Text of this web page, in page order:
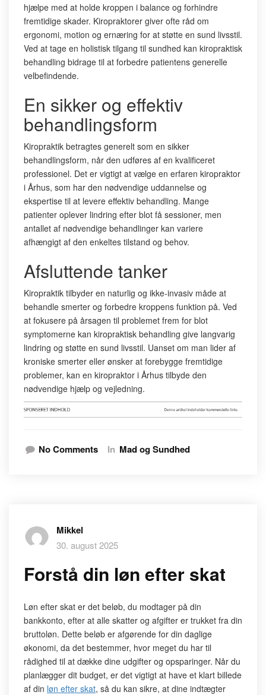
hjælpe med at holde kroppen i balance og forhindre
fremtidige skader. Kiropraktorer giver ofte råd om
ergonomi, motion og ernæring for at støtte en sund livsstil.
Ved at tage en holistisk tilgang til sundhed kan kiropraktisk
behandling bidrage til at forbedre patientens generelle
velbefindende.
En sikker og effektiv
behandlingsform
Kiropraktik betragtes generelt som en sikker
behandlingsform, når den udføres af en kvalificeret
professionel. Det er vigtigt at vælge en erfaren kiropraktor
i Århus, som har den nødvendige uddannelse og
ekspertise til at levere effektiv behandling. Mange
patienter oplever lindring efter blot få sessioner, men
antallet af nødvendige behandlinger kan variere
afhængigt af den enkeltes tilstand og behov.
Afsluttende tanker
Kiropraktik tilbyder en naturlig og ikke-invasiv måde at
behandle smerter og forbedre kroppens funktion på. Ved
at fokusere på årsagen til problemet frem for blot
symptomerne kan kiropraktisk behandling give langvarig
lindring og støtte en sund livsstil. Uanset om man lider af
kroniske smerter eller ønsker at forebygge fremtidige
problemer, kan en kiropraktor i Århus tilbyde den
nødvendige hjælp og vejledning.
No Comments In Mad og Sundhed
Mikkel
30. august 2025
Forstå din løn efter skat
Løn efter skat er det beløb, du modtager på din
bankkonto, efter at alle skatter og afgifter er trukket fra din
bruttoløn. Dette beløb er afgørende for din daglige
økonomi, da det bestemmer, hvor meget du har til
rådighed til at dække dine udgifter og opsparinger. Når du
planlægger dit budget, er det vigtigt at have et klart billede
af din løn efter skat, så du kan sikre, at dine indtægter